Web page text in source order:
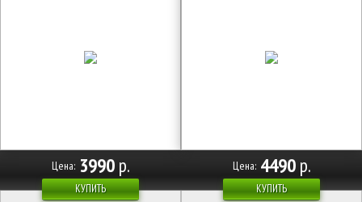
КУПИТЬ
Цена: 3990р.
КУПИТЬ
Цена: 4490р.